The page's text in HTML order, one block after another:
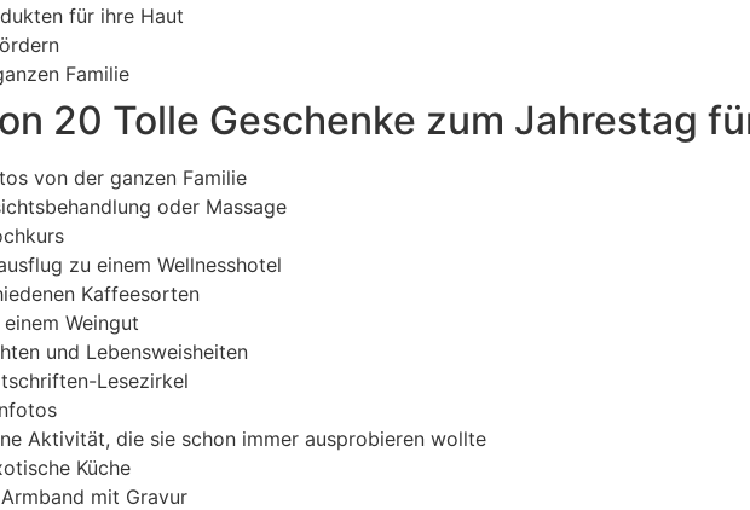
für ihre Haut
Familie
20 Tolle Geschenke zum Jahrestag
von der ganzen Familie
oder Massage
zu einem Wellnesshotel
Kaffeesorten
Weingut
und Lebensweisheiten
Lesezirkel
Aktivität, die sie schon immer ausprobieren wollte
Küche
mit Gravur